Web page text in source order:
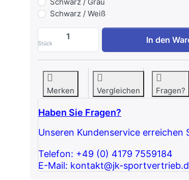
Schwarz / Weiß
Stück
IRONFIT
In den
Merken Vergleichen Fragen?
Haben Sie Fragen?
Unseren Kundenservice erreichen
Telefon: +49 (0) 4179 7559184
E-Mail: kontakt@jk-